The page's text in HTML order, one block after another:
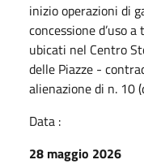
inizio operazioni di
concessione d’uso
ubicati nel Centro
delle Piazze -
alienazione di n. 10
Data :
28 maggio 2026